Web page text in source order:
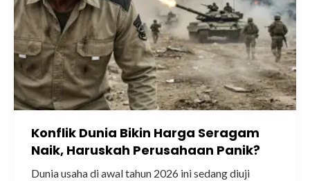
Konflik Dunia Bikin Harga Seragam
Naik, Haruskah Perusahaan Panik?
Dunia usaha di awal tahun 2026 ini sedang diuji